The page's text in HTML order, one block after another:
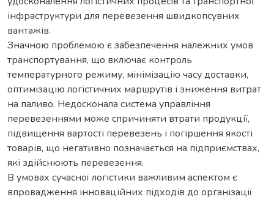
інфраструктури для перевезення швидкопсувних
вантажів.
Значною проблемою є забезпечення належних умов
транспортування, що включає контроль
температурного режиму, мінімізацію часу доставки,
оптимізацію логістичних маршрутів і зниження витрат
на паливо. Недосконала система управління
перевезеннями може спричиняти втрати продукції,
підвищення вартості перевезень і погіршення якості
товарів, що негативно позначається на підприємствах,
які здійснюють перевезення.
В умовах сучасної логістики важливим аспектом є
впровадження інноваційних підходів до організації